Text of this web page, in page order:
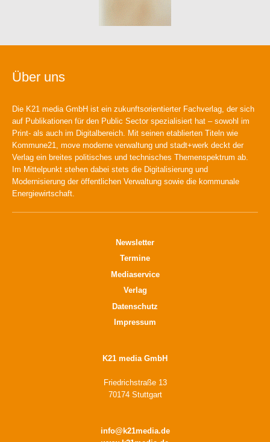
Über uns
Die K21 media GmbH ist ein zukunftsorientierter Fachverlag, der sich
auf Publikationen für den Public Sector spezialisiert hat – sowohl im
Print- als auch im Digitalbereich. Mit seinen etablierten Titeln wie
Kommune21, move moderne verwaltung und stadt+werk deckt der
Verlag ein breites politisches und technisches Themenspektrum ab.
Im Mittelpunkt stehen dabei stets die Digitalisierung und
Modernisierung der öffentlichen Verwaltung sowie die kommunale
Energiewirtschaft.
Newsletter
Termine
Mediaservice
Verlag
Datenschutz
Impressum
K21 media GmbH
Friedrichstraße 13
70174 Stuttgart
info@k21media.de